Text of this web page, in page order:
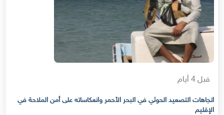
قبل 4 أيام
اتجاهات التصعيد الحوثي في البحر الأحمر وانعكاساته على أمن الملاحة في
الإقليم